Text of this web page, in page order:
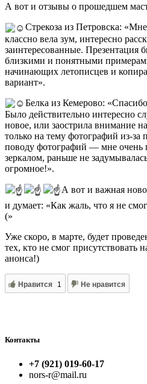
А вот и отзывы о прошедшем
Стрекоза из Петровска:
классно вела зум, интересно
заинтересованные. Презентация
близкими и понятными
начинающих летописцев и
вариант».
Белка из Кемерово:
Было действительно интересно
новое, или заострила внимание
только на тему фотографий из-
поводу фотографий — мне очень
зеркалом, раньше не
огромное!».
А вот и важная
и думает: «Как жаль, что я не
(»
Уже скоро, в марте, будет
тех, кто не смог
анонса!)
Нравится 1 Не нравится
Контакты
+7 (921) 019-60-17
nors-r@mail.ru